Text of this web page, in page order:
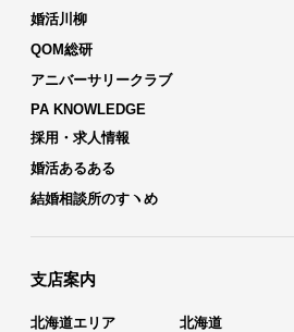
婚活川柳
QOM総研
アニバーサリークラブ
PA KNOWLEDGE
採用・求人情報
婚活あるある
結婚相談所のすヽめ
支店案内
北海道エリア 北海道